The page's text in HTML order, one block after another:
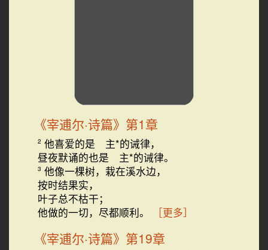
《宰逋尔·诗篇》第1章
2 他喜爱的是 主*的诫律，
昼夜默诵的也是 主*的诫律。
3 他像一棵树，栽在溪水边，
按时结果实，
叶子总不枯干；
他做的一切，尽都顺利。
［更多］
《宰逋尔·诗篇》第19章